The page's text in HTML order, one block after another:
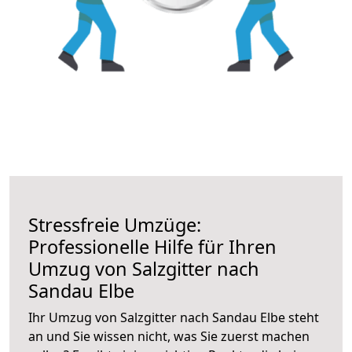
Stressfreie Umzüge:
Professionelle Hilfe für Ihren
Umzug von Salzgitter nach
Sandau Elbe
Ihr Umzug von Salzgitter nach Sandau Elbe steht
an und Sie wissen nicht, was Sie zuerst machen